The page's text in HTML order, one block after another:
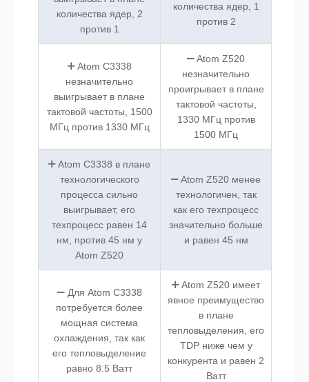
количества ядер, 2
против 1
количества ядер, 1
против 2
Atom C3338
незначительно
выигрывает в плане
тактовой частоты, 1500
МГц против 1330 МГц
Atom Z520
незначительно
проигрывает в плане
тактовой частоты,
1330 МГц против
1500 МГц
Atom C3338 в плане
технологического
процесса сильно
выигрывает, его
техпроцесс равен 14
нм, против 45 нм у
Atom Z520
Atom Z520 менее
технологичен, так
как его техпроцесс
значительно больше
и равен 45 нм
Для Atom C3338
потребуется более
мощная система
охлаждения, так как
его тепловыделение
равно 8.5 Ватт
Atom Z520 имеет
явное преимущество
в плане
тепловыделения, его
TDP ниже чем у
конкурента и равен 2
Ватт